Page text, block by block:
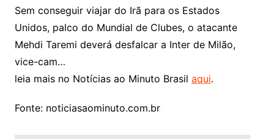
Sem conseguir viajar do Irã para os Estados
Unidos, palco do Mundial de Clubes, o atacante
Mehdi Taremi deverá desfalcar a Inter de Milão,
vice-cam…
leia mais no Notícias ao Minuto Brasil aqui.
Fonte: noticiasaominuto.com.br